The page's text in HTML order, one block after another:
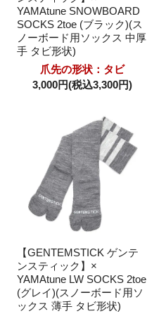
YAMAtune SNOWBOARD
SOCKS 2toe (ブラック)(ス
ノーボード用ソックス 中厚
手 タビ形状)
爪先の形状：タビ
3,000円(税込3,300円)
【GENTEMSTICK ゲンテ
ンスティック】×
YAMAtune LW SOCKS 2toe
(グレイ)(スノーボード用ソ
ックス 薄手 タビ形状)